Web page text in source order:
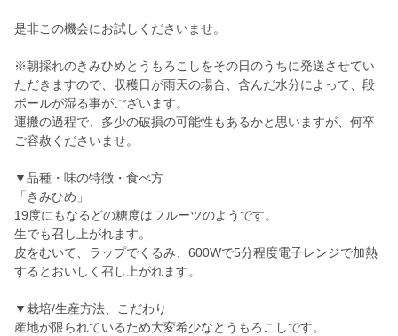
是非この機会にお試しくださいませ。
※朝採れのきみひめとうもろこしをその日のうちに発送させてい
ただきますので、収穫日が雨天の場合、含んだ水分によって、段
ボールが湿る事がございます。
運搬の過程で、多少の破損の可能性もあるかと思いますが、何卒
ご容赦くださいませ。
▼品種・味の特徴・食べ方
「きみひめ」
19度にもなるどの糖度はフルーツのようです。
生でも召し上がれます。
皮をむいて、ラップでくるみ、600Wで5分程度電子レンジで加熱
するとおいしく召し上がれます。
▼栽培/生産方法、こだわり
産地が限られているため大変希少なとうもろこしです。